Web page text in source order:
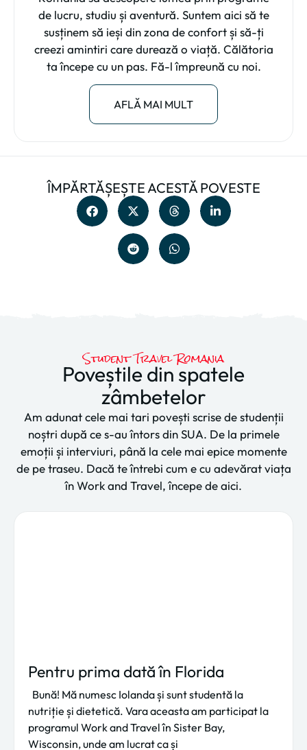
de lucru, studiu și aventură. Suntem aici să te
susținem să ieși din zona de confort și să-ți
creezi amintiri care durează o viață. Călătoria
ta începe cu un pas. Fă-l împreună cu noi.
AFLĂ MAI MULT
ÎMPĂRTĂȘEȘTE ACESTĂ POVESTE
Student Travel Romania
Poveștile din spatele
zâmbetelor
Am adunat cele mai tari povești scrise de studenții
noștri după ce s-au întors din SUA. De la primele
emoții și interviuri, până la cele mai epice momente
de pe traseu. Dacă te întrebi cum e cu adevărat viața
în Work and Travel, începe de aici.
Pentru prima dată în Florida
Bună! Mă numesc Iolanda și sunt studentă la
nutriție și dietetică. Vara aceasta am participat la
programul Work and Travel în Sister Bay,
Wisconsin, unde am lucrat ca și